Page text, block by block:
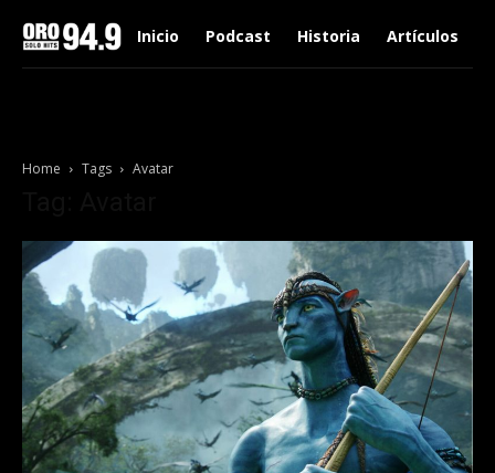
Inicio Podcast Historia Artículos
Home Tags Avatar